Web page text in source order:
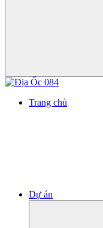
Trang chủ
Dự án